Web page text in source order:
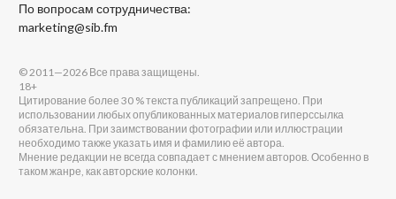
По вопросам сотрудничества:
marketing@sib.fm
© 2011—2026 Все права защищены.
18+
Цитирование более 30 % текста публикаций запрещено. При
использовании любых опубликованных материалов гиперссылка
обязательна. При заимствовании фотографии или иллюстрации
необходимо также указать имя и фамилию её автора.
Мнение редакции не всегда совпадает с мнением авторов. Особенно в
таком жанре, как авторские колонки.